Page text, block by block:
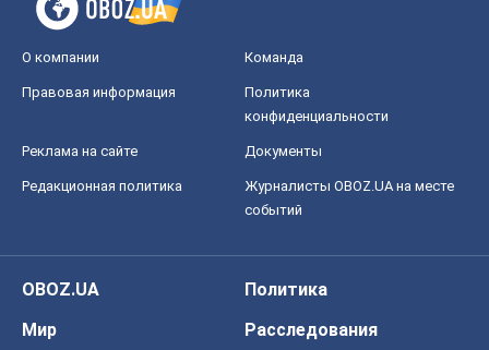
О компании Команда
Правовая информация
Политика
конфиденциальности
Реклама на сайте Документы
Редакционная политика
Журналисты OBOZ.UA на месте
событий
OBOZ.UA
Политика
Мир
Расследования